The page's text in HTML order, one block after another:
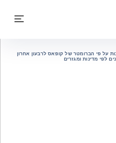
על פי הברומטר של קופאס לרבעון אחרון